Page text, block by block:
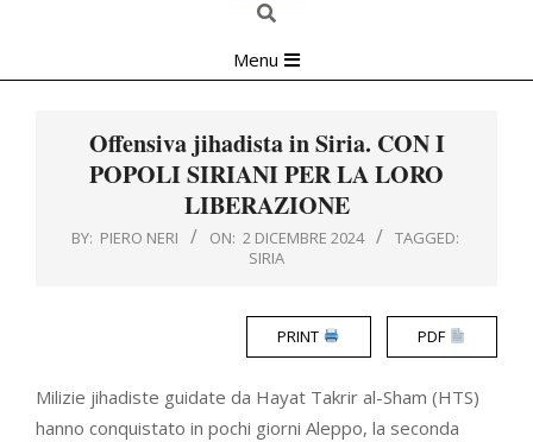
Navigation
Menu
Offensiva jihadista in Siria. CON I
POPOLI SIRIANI PER LA LORO
LIBERAZIONE
BY: PIERO NERI ON: 2 DICEMBRE 2024
TAGGED:
SIRIA
PRINT PDF
Milizie jihadiste guidate da Hayat Takrir al-Sham (HTS)
hanno conquistato in pochi giorni Aleppo, la seconda